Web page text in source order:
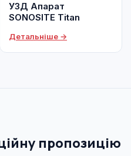
УЗД Апарат
SONOSITE Titan
Детальніше →
пропозицію